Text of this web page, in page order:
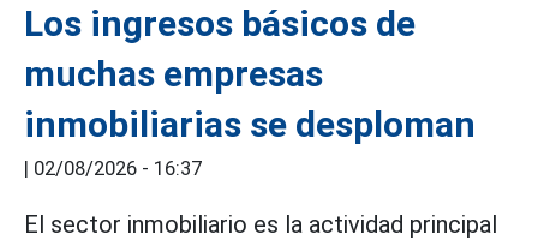
Los ingresos básicos de
muchas empresas
inmobiliarias se desploman
| 02/08/2026 - 16:37
El sector inmobiliario es la actividad principal